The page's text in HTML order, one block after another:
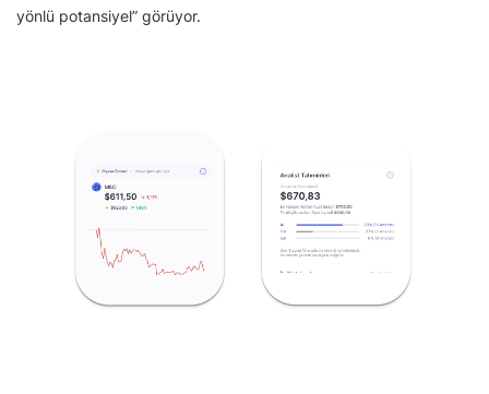
yönlü potansiyel” görüyor.